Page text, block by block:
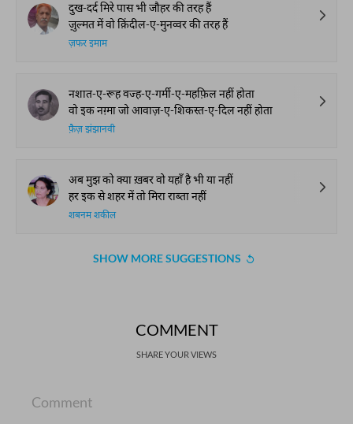
दुख-दर्द मिरे पास भी जौहर की तरह हैं
ज़ुल्मत में वो क़िंदील‌‌‌‌-ए-मुनव्वर की तरह हैं
ज़फर इमाम
नशात-ए-रूह वज्ह-ए-गर्मी-ए-महफ़िल नहीं होता
वो इक नग़्मा जो आवाज़-ए-शिकस्त-ए-दिल नहीं होता
फ़ैज़ झंझानवी
अब मुझ को क्या ख़बर वो यहाँ है भी या नहीं
हर इक से शहर में तो मिरा राब्ता नहीं
शबनम शकील
SHOW MORE SUGGESTIONS
COMMENT
SHARE YOUR VIEWS
Comment